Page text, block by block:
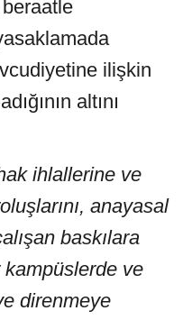
ilişkin
altını
ihlallerine ve
anayasal
baskılara
kampüslerde ve
direnmeye